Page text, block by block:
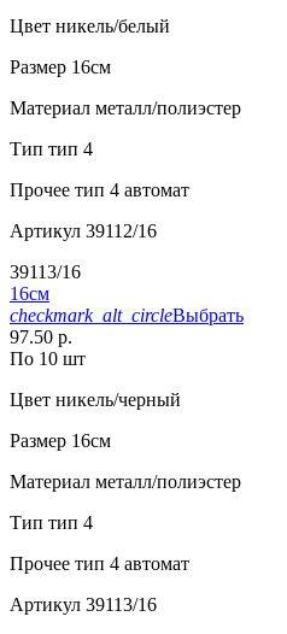
Цвет никель/белый
Размер 16см
Материал металл/полиэстер
Тип тип 4
Прочее тип 4 автомат
Артикул 39112/16
39113/16
16см
checkmark_alt_circleВыбрать
97.50 р.
По 10 шт
Цвет никель/черный
Размер 16см
Материал металл/полиэстер
Тип тип 4
Прочее тип 4 автомат
Артикул 39113/16